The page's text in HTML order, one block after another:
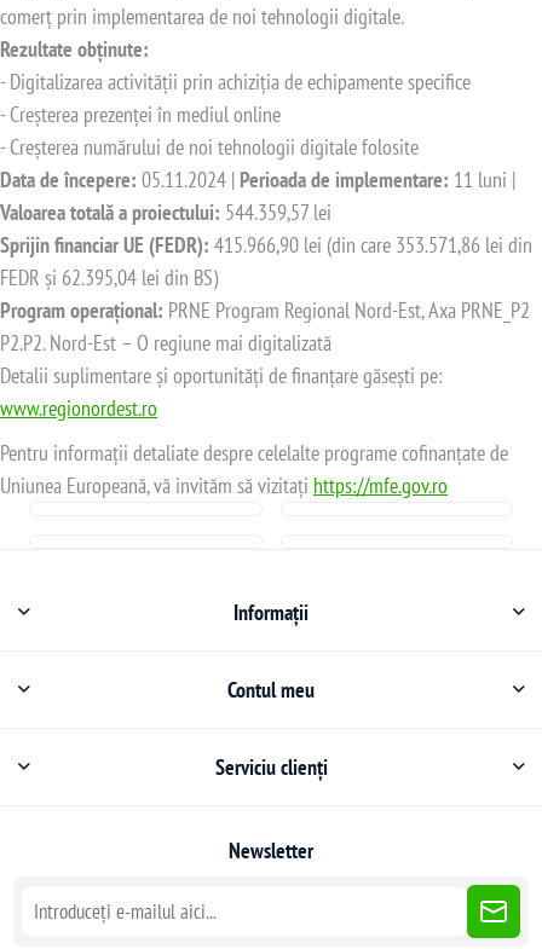
comerț prin implementarea de noi tehnologii digitale.
Rezultate obținute:
- Digitalizarea activității prin achiziția de echipamente specifice
- Creșterea prezenței în mediul online
- Creșterea numărului de noi tehnologii digitale folosite
Data de începere: 05.11.2024 | Perioada de implementare: 11 luni |
Valoarea totală a proiectului: 544.359,57 lei
Sprijin financiar UE (FEDR): 415.966,90 lei (din care 353.571,86 lei din
FEDR și 62.395,04 lei din BS)
Program operațional: PRNE Program Regional Nord-Est, Axa PRNE_P2
P2.P2. Nord-Est – O regiune mai digitalizată
Detalii suplimentare și oportunități de finanțare găsești pe:
www.regionordest.ro
Pentru informații detaliate despre celelalte programe cofinanțate de
Uniunea Europeană, vă invităm să vizitați https://mfe.gov.ro
Informații
Contul meu
Serviciu clienți
Newsletter